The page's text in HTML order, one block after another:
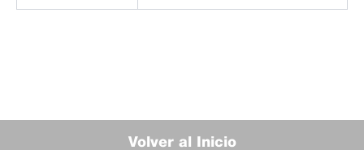
Volver al Inicio